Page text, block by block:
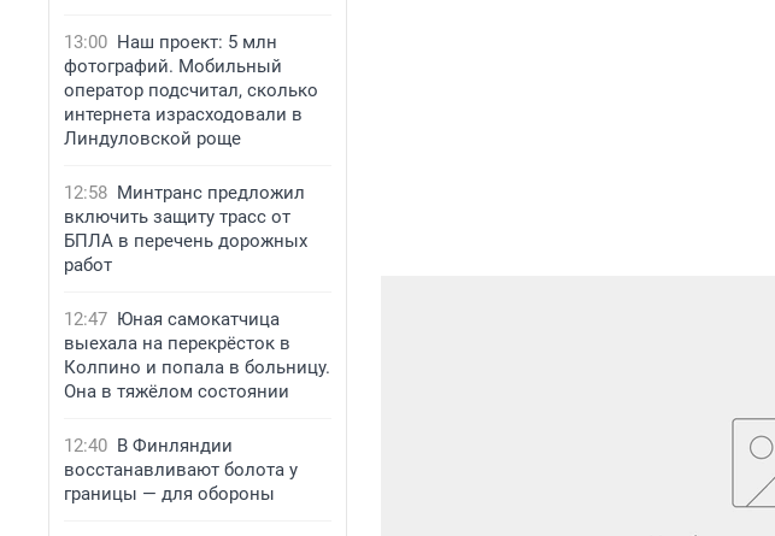
13:00 Наш проект: 5 млн
фотографий. Мобильный
оператор подсчитал, сколько
интернета израсходовали в
Линдуловской роще
12:58 Минтранс предложил
включить защиту трасс от
БПЛА в перечень дорожных
работ
12:47 Юная самокатчица
выехала на перекрёсток в
Колпино и попала в больницу.
Она в тяжёлом состоянии
12:40 В Финляндии
восстанавливают болота у
границы — для обороны